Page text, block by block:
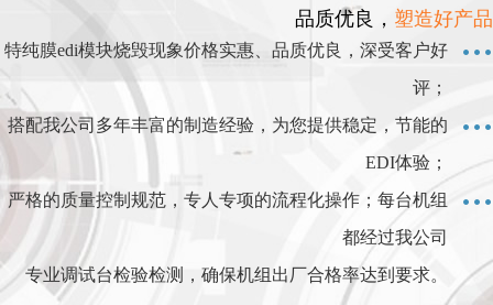
品质优良， 塑造好产品
特纯膜edi模块烧毁现象价格实惠、品质优良，深受客户好
评；
搭配我公司多年丰富的制造经验，为您提供稳定，节能的
EDI体验；
严格的质量控制规范，专人专项的流程化操作；每台机组
都经过我公司
专业调试台检验检测，确保机组出厂合格率达到要求。